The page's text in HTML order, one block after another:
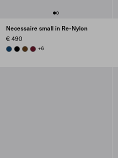
Necessaire small in Re-Nylon
€ 490
BALTIC BLUE
BLACKBRANDY
BURGUNDY
+6